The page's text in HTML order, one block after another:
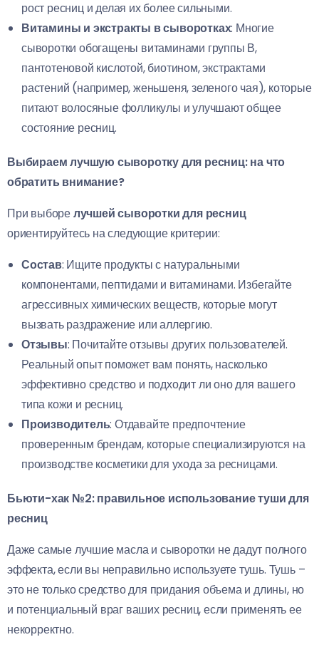
рост ресниц и делая их более сильными.
Витамины и экстракты в сыворотках: Многие
сыворотки обогащены витаминами группы В,
пантотеновой кислотой, биотином, экстрактами
растений (например, женьшеня, зеленого чая), которые
питают волосяные фолликулы и улучшают общее
состояние ресниц.
Выбираем лучшую сыворотку для ресниц: на что
обратить внимание?
При выборелучшей сыворотки для ресниц
ориентируйтесь на следующие критерии:
Состав: Ищите продукты с натуральными
компонентами, пептидами и витаминами. Избегайте
агрессивных химических веществ, которые могут
вызвать раздражение или аллергию.
Отзывы: Почитайте отзывы других пользователей.
Реальный опыт поможет вам понять, насколько
эффективно средство и подходит ли оно для вашего
типа кожи и ресниц.
Производитель: Отдавайте предпочтение
проверенным брендам, которые специализируются на
производстве косметики для ухода за ресницами.
Бьюти-хак №2: правильное использование туши для
ресниц
Даже самые лучшие масла и сыворотки не дадут полного
эффекта, если вы неправильно используете тушь. Тушь –
это не только средство для придания объема и длины, но
и потенциальный враг ваших ресниц, если применять ее
некорректно.